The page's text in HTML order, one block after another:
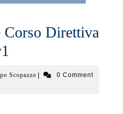
Corso Direttiva
ScopazzoFilippo 0 Comment